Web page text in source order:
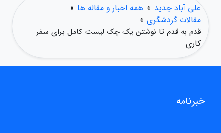
علی آباد جدید » همه اخبار و مقاله ها »
مقالات گردشگری »
قدم به قدم تا نوشتن یک چک لیست کامل برای سفر
کاری
خبرنامه